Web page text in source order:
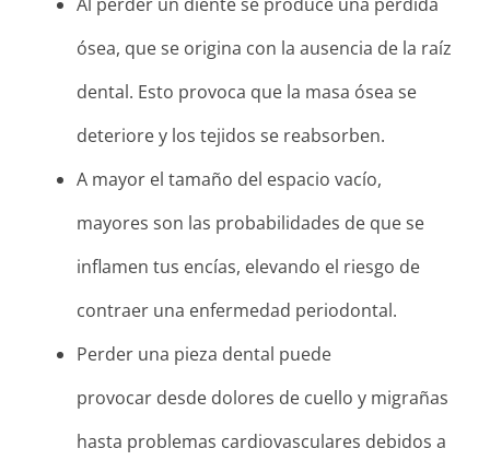
ósea, que se origina con la ausencia de la raíz
dental. Esto provoca que la masa ósea se
deteriore y los tejidos se reabsorben.
A mayor el tamaño del espacio vacío,
mayores son las probabilidades de que se
inflamen tus encías, elevando el riesgo de
contraer una enfermedad periodontal.
Perder una pieza dental puede
provocar desde dolores de cuello y migrañas
hasta problemas cardiovasculares debidos a